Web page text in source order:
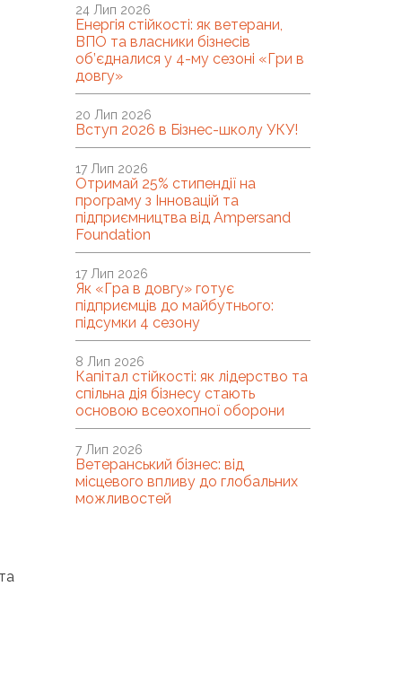
Енергія стійкості: як ветерани,
ВПО та власники бізнесів
об’єдналися у 4-му сезоні «Гри в
довгу»
24 Лип 2026
Вступ 2026 в Бізнес-школу УКУ!
20 Лип 2026
Отримай 25% стипендії на
програму з Інновацій та
підприємництва від Ampersand
Foundation
17 Лип 2026
Як «Гра в довгу» готує
підприємців до майбутнього:
підсумки 4 сезону
17 Лип 2026
Капітал стійкості: як лідерство та
спільна дія бізнесу стають
основою всеохопної оборони
8 Лип 2026
Ветеранський бізнес: від
місцевого впливу до глобальних
можливостей
7 Лип 2026